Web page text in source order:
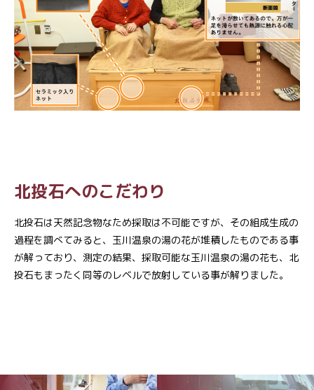
北投石へのこだわり
北投石は天然記念物なため採取は不可能ですが、その組成生成の
過程を調べてみると、玉川温泉の湯の花が堆積したものである事
が解っており、測定の結果、採取可能な玉川温泉の湯の花も、北
投石もまったく同等のレベルで放射している事が解りました。